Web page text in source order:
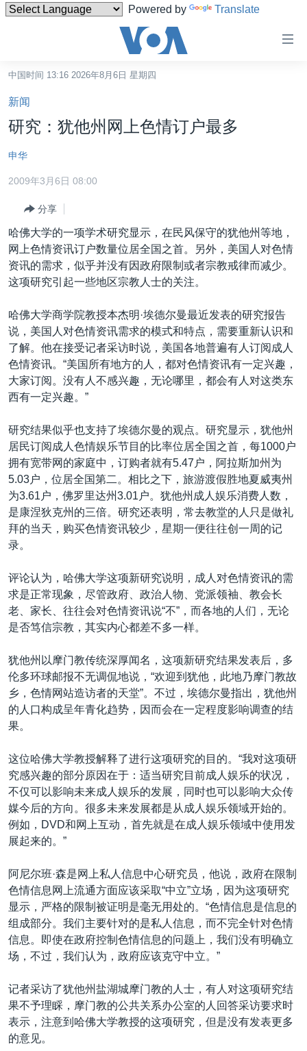
Powered by Translate
碍
链
接
跳
转
内
转
到
导
航
转
到
检
索
台湾
港澳
国际
最新国际新闻
印太
中东
欧洲
非洲
美洲
全球议题
分类新闻
经济·金融·贸易
人权·法律·宗教
科教·文娱·体健
军事
劳工
环境
美中关系
热点专题
白宫要闻
国会报道
美中关系
美国建国250周年
美国之音专访
重要讲话与声明
台海两岸关系
南中国海争端
关注西藏
GEN Z 看美国
VOA视频
VOA今日焦点
中文广播
关注我们
其他语言网站
中国时间 13:16 2026年8月6日 星期四
新闻
研究：犹他州网上色情订户最多
申华
2009年3月6日 08:00
分享
哈佛大学的一项学术研究显示，在民风保守的犹他州等地，
网上色情资讯订户数量位居全国之首。另外，美国人对色情
资讯的需求，似乎并没有因政府限制或者宗教戒律而减少。
这项研究引起一些地区宗教人士的关注。
哈佛大学商学院教授本杰明·埃德尔曼最近发表的研究报告
说，美国人对色情资讯需求的模式和特点，需要重新认识和
了解。他在接受记者采访时说，美国各地普遍有人订阅成人
色情资讯。“美国所有地方的人，都对色情资讯有一定兴趣，
大家订阅。没有人不感兴趣，无论哪里，都会有人对这类东
西有一定兴趣。”
研究结果似乎也支持了埃德尔曼的观点。研究显示，犹他州
居民订阅成人色情娱乐节目的比率位居全国之首，每1000户
拥有宽带网的家庭中，订购者就有5.47户，阿拉斯加州为
5.03户，位居全国第二。相比之下，旅游渡假胜地夏威夷州
为3.61户，佛罗里达州3.01户。犹他州成人娱乐消费人数，
是康涅狄克州的三倍。研究还表明，常去教堂的人只是做礼
拜的当天，购买色情资讯较少，星期一便往往创一周的记
录。
评论认为，哈佛大学这项新研究说明，成人对色情资讯的需
求是正常现象，尽管政府、政治人物、党派领袖、教会长
老、家长、往往会对色情资讯说“不”，而各地的人们，无论
是否笃信宗教，其实内心都差不多一样。
犹他州以摩门教传统深厚闻名，这项新研究结果发表后，多
伦多环球邮报不无调侃地说，“欢迎到犹他，此地乃摩门教故
乡，色情网站造访者的天堂”。不过，埃德尔曼指出，犹他州
的人口构成呈年青化趋势，因而会在一定程度影响调查的结
果。
这位哈佛大学教授解释了进行这项研究的目的。“我对这项研
究感兴趣的部分原因在于：适当研究目前成人娱乐的状况，
不仅可以影响未来成人娱乐的发展，同时也可以影响大众传
媒今后的方向。很多未来发展都是从成人娱乐领域开始的。
例如，DVD和网上互动，首先就是在成人娱乐领域中使用发
展起来的。”
阿尼尔班·森是网上私人信息中心研究员，他说，政府在限制
色情信息网上流通方面应该采取“中立”立场，因为这项研究
显示，严格的限制被证明是毫无用处的。“色情信息是信息的
组成部分。我们主要针对的是私人信息，而不完全针对色情
信息。即使在政府控制色情信息的问题上，我们没有明确立
场，不过，我们认为，政府应该克守中立。”
记者采访了犹他州盐湖城摩门教的人士，有人对这项研究结
果不予理睬，摩门教的公共关系办公室的人回答采访要求时
表示，注意到哈佛大学教授的这项研究，但是没有发表更多
的意见。